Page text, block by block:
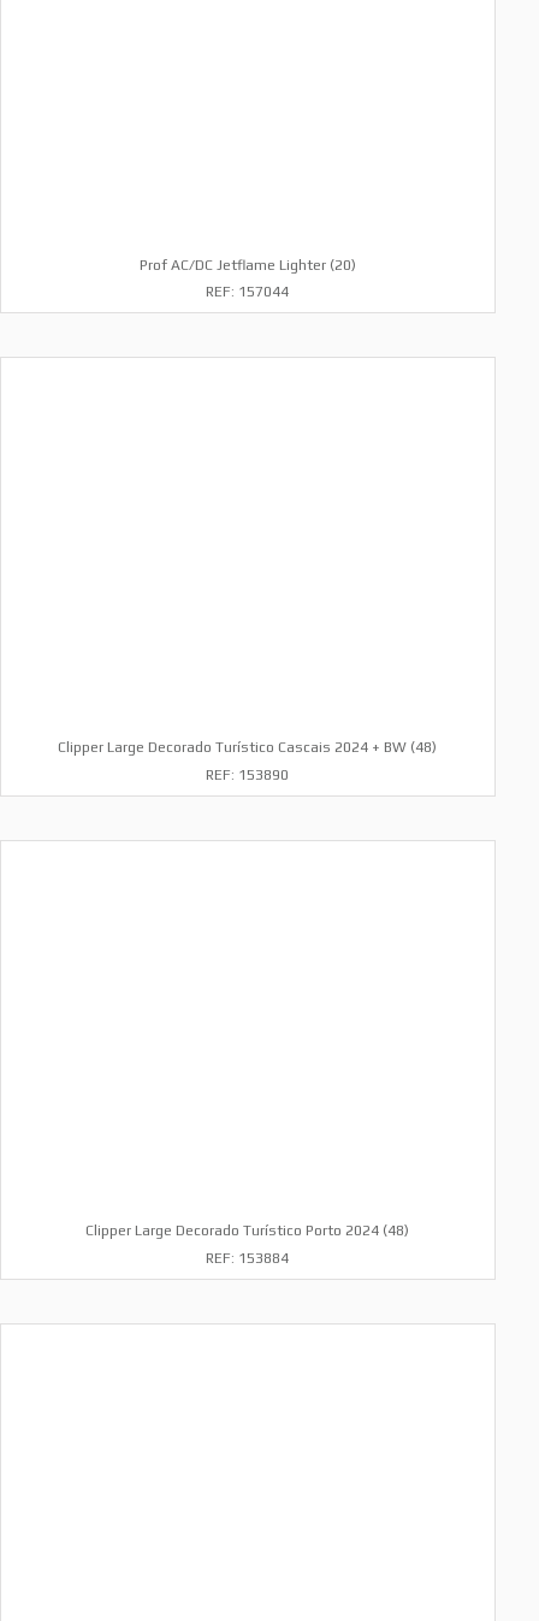
Prof AC/DC Jetflame Lighter (20)
REF: 157044
Clipper Large Decorado Turístico Cascais 2024 + BW (48)
REF: 153890
Clipper Large Decorado Turístico Porto 2024 (48)
REF: 153884